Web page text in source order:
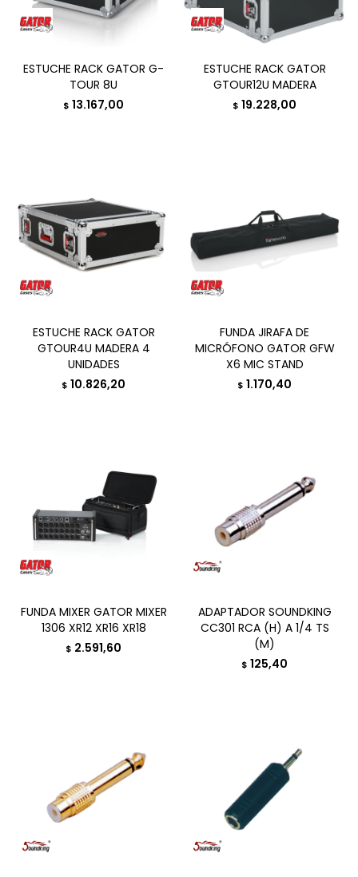
ESTUCHE RACK GATOR G-
TOUR 8U
$ 13.167,00
ESTUCHE RACK GATOR
GTOUR12U MADERA
$ 19.228,00
ESTUCHE RACK GATOR
GTOUR4U MADERA 4
UNIDADES
$ 10.826,20
FUNDA JIRAFA DE
MICRÓFONO GATOR GFW
X6 MIC STAND
$ 1.170,40
FUNDA MIXER GATOR MIXER
1306 XR12 XR16 XR18
$ 2.591,60
ADAPTADOR SOUNDKING
CC301 RCA (H) A 1/4 TS
(M)
$ 125,40